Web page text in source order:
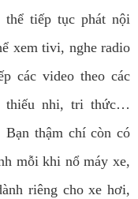
thể tiếp tục phát nội
xem tivi, nghe radio
các video theo các
thiếu nhi, tri thức…
Bạn thậm chí còn có
mỗi khi nổ máy xe,
riêng cho xe hơi,